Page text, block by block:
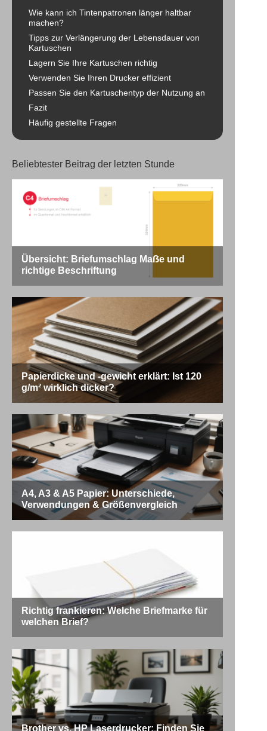
Wie kann ich Tintenpatronen länger haltbar
machen?
Tipps zur Verlängerung der Lebensdauer von
Kartuschen
Lagern Sie Ihre Kartuschen richtig
Verwenden Sie Ihren Drucker effizient
Passen Sie den Kartuschentyp der Nutzung an
Fazit
Häufig gestellte Fragen
Beliebtester Beitrag der letzten Stunde